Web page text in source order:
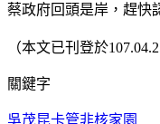
蔡政府回頭是岸，趕快
（本文已刊登於
關鍵字
吳茂昆卡管非核家園